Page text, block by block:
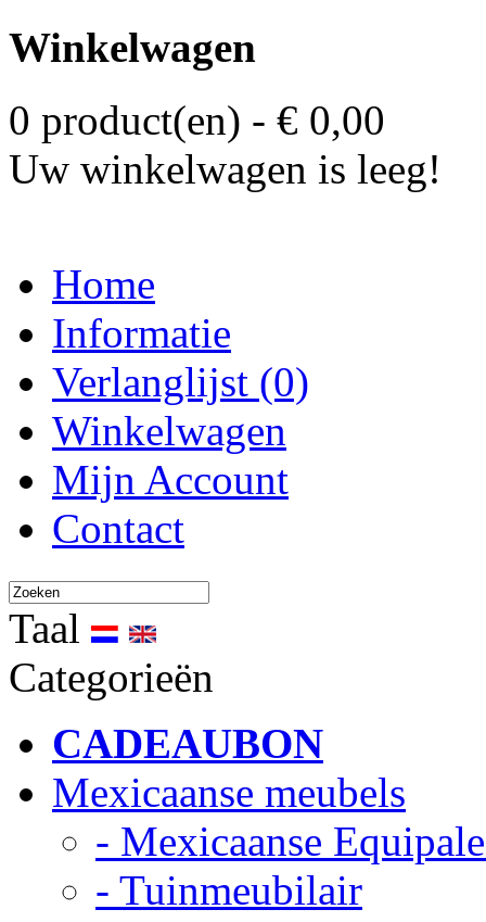
Winkelwagen
0 product(en) - € 0,00
Uw winkelwagen is leeg!
Home
Informatie
Verlanglijst (0)
Winkelwagen
Mijn Account
Contact
Taal
Categorieën
CADEAUBON
Mexicaanse meubels
- Mexicaanse
- Tuinmeubilair